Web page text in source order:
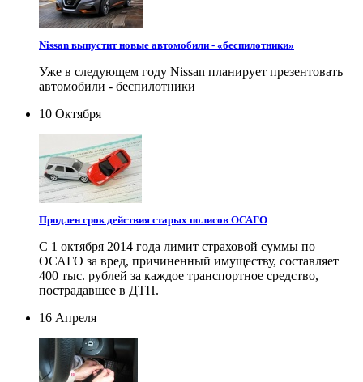
Nissan выпустит новые автомобили - «беспилотники»
Уже в следующем году Nissan планирует презентовать
автомобили - беспилотники
10 Октября
Продлен срок действия старых полисов ОСАГО
С 1 октября 2014 года лимит страховой суммы по
ОСАГО за вред, причиненный имуществу, составляет
400 тыс. рублей за каждое транспортное средство,
пострадавшее в ДТП.
16 Апреля